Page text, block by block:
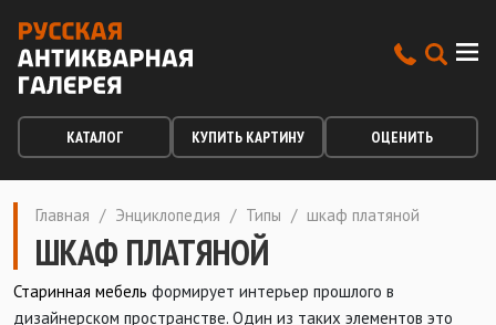
КАТАЛОГ КУПИТЬ КАРТИНУ ОЦЕНИТЬ
Главная / Энциклопедия / Типы / шкаф платяной
ШКАФ ПЛАТЯНОЙ
Старинная мебель формирует интерьер прошлого в
дизайнерском пространстве. Один из таких элементов это